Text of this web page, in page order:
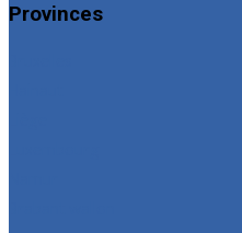
Provinces